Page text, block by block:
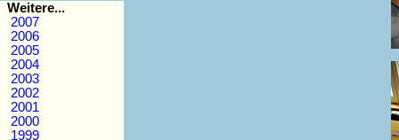
Weitere...
2007
2006
2005
2004
2003
2002
2001
2000
1999